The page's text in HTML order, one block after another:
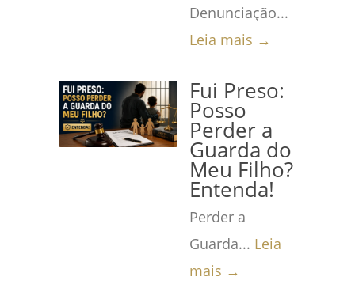
Denunciação...
Leia mais →
Fui Preso:
Posso
Perder a
Guarda do
Meu Filho?
Entenda!
Perder a
Guarda... Leia
mais →